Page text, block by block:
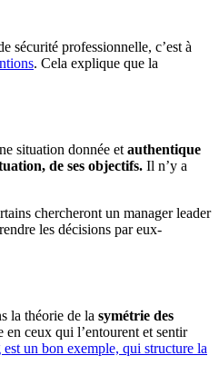
sécurité professionnelle, c’est à
. Cela explique que la
situation donnée et authentique
de ses objectifs. Il n’y a
chercheront un manager leader
les décisions par eux-
la théorie de la symétrie des
en ceux qui l’entourent et sentir
est un bon exemple, qui structure la